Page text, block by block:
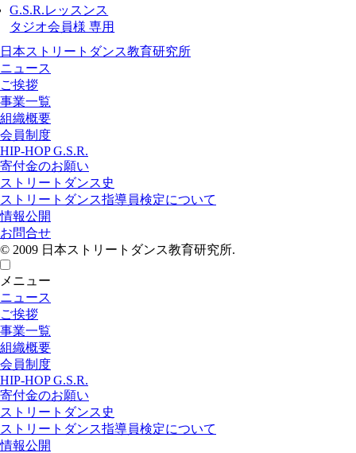
G.S.R.レッスンス
タジオ会員様 専用
日本ストリートダンス教育研究所
ニュース
ご挨拶
事業一覧
組織概要
会員制度
HIP-HOP G.S.R.
寄付金のお願い
ストリートダンス史
ストリートダンス指導員検定について
情報公開
お問合せ
© 2009 日本ストリートダンス教育研究所.
メニュー
ニュース
ご挨拶
事業一覧
組織概要
会員制度
HIP-HOP G.S.R.
寄付金のお願い
ストリートダンス史
ストリートダンス指導員検定について
情報公開